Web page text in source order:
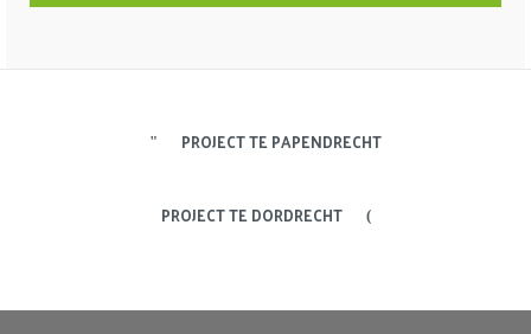
PROJECT TE PAPENDRECHT
PROJECT TE DORDRECHT